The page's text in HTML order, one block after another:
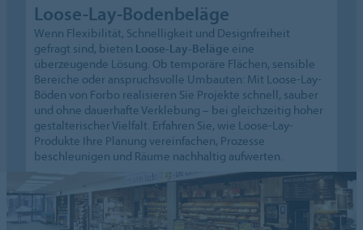
Loose-Lay-Bodenbeläge
Wenn Flexibilität, Schnelligkeit und Designfreiheit
gefragt sind, bieten Loose-Lay-Beläge eine
überzeugende Lösung. Ob temporäre Flächen, sensible
Bereiche oder anspruchsvolle Umbauten: Mit Loose-Lay-
Böden von Forbo realisieren Sie Projekte schnell, sauber
und ohne dauerhafte Verklebung – bei gleichzeitig hoher
gestalterischer Vielfalt. Erfahren Sie, wie Loose-Lay-
Produkte Ihre Planung vereinfachen, Prozesse
beschleunigen und Räume nachhaltig aufwerten.